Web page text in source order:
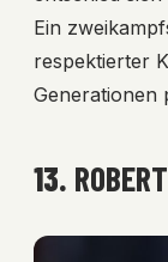
Ein
respektierter
Generationen
13.